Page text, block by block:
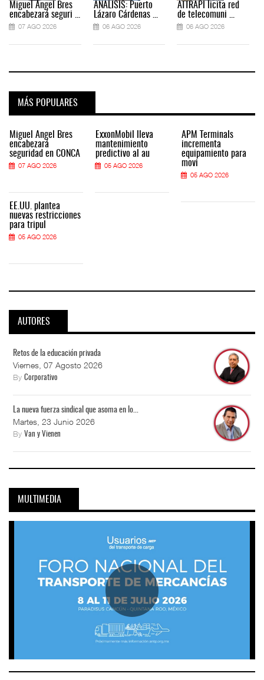
Miguel Ángel Bres
encabezará seguri ...
07 AGO 2026
ANÁLISIS: Puerto
Lázaro Cárdenas ...
06 AGO 2026
ATTRAPI licita red
de telecomuni ...
06 AGO 2026
MÁS POPULARES
Miguel Ángel Bres
encabezará
seguridad en CONCA
07 AGO 2026
EE.UU. plantea
nuevas restricciones
para tripul
05 AGO 2026
ExxonMobil lleva
mantenimiento
predictivo al au
05 AGO 2026
APM Terminals
incrementa
equipamiento para
movi
05 AGO 2026
AUTORES
Retos de la educación privada
Viernes, 07 Agosto 2026
By Corporativo
La nueva fuerza sindical que asoma en lo...
Martes, 23 Junio 2026
By Van y Vienen
MULTIMEDIA